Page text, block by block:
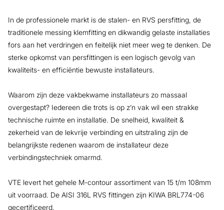
In de professionele markt is de stalen- en RVS persfitting, de
traditionele messing klemfitting en dikwandig gelaste installaties
fors aan het verdringen en feitelijk niet meer weg te denken. De
sterke opkomst van persfittingen is een logisch gevolg van
kwaliteits- en efficiëntie bewuste installateurs.
Waarom zijn deze vakbekwame installateurs zo massaal
overgestapt? Iedereen die trots is op z’n vak wil een strakke
technische ruimte en installatie. De snelheid, kwaliteit &
zekerheid van de lekvrije verbinding en uitstraling zijn de
belangrijkste redenen waarom de installateur deze
verbindingstechniek omarmd.
VTE levert het gehele M-contour assortiment van 15 t/m 108mm
uit voorraad. De AISI 316L RVS fittingen zijn KIWA BRL774-06
gecertificeerd.